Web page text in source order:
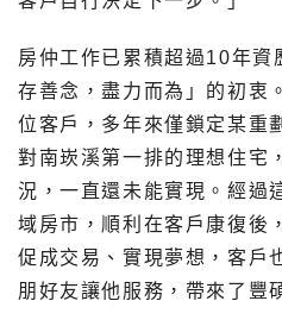
房仲工作已累積超過10年資
存善念，盡力而為」的初衷
位客戶，多年來僅鎖定某重
對南崁溪第一排的理想住宅
況，一直還未能實現。經過
域房市，順利在客戶康復後
促成交易、實現夢想，客戶
朋好友讓他服務，帶來了豐